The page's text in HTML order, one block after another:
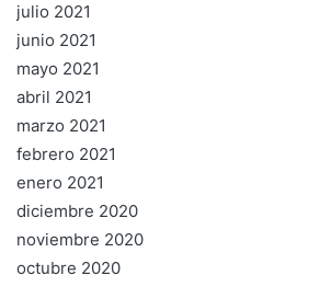
julio 2021
junio 2021
mayo 2021
abril 2021
marzo 2021
febrero 2021
enero 2021
diciembre 2020
noviembre 2020
octubre 2020